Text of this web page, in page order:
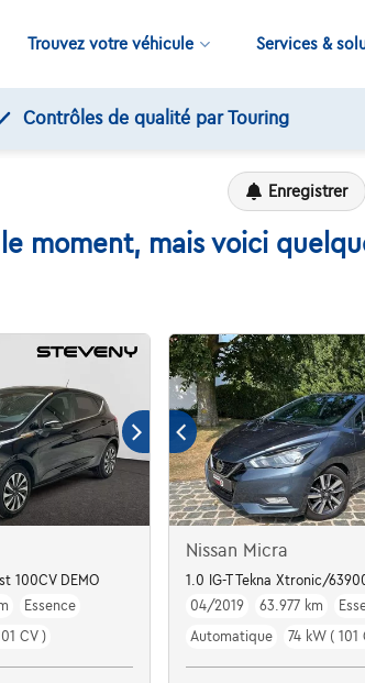
Trouvez votre véhicule Services &
Contrôles de qualité par Touring
Enregistrer
moment, mais voici
contr. | ...
100CV DEMO
Essence
CV )
Nissan Micra
1.0 IG-T Tekna Xtronic/
04/2019
63.977 km
Automatique
74 kW ( 101